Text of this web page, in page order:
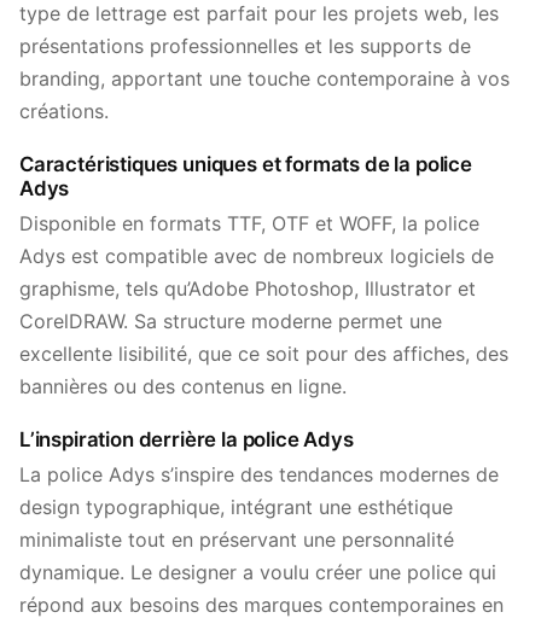
type de lettrage est parfait pour les projets web, les
présentations professionnelles et les supports de
branding, apportant une touche contemporaine à vos
créations.
Caractéristiques uniques et formats de la police
Adys
Disponible en formats TTF, OTF et WOFF, la police
Adys est compatible avec de nombreux logiciels de
graphisme, tels qu’Adobe Photoshop, Illustrator et
CorelDRAW. Sa structure moderne permet une
excellente lisibilité, que ce soit pour des affiches, des
bannières ou des contenus en ligne.
L’inspiration derrière la police Adys
La police Adys s’inspire des tendances modernes de
design typographique, intégrant une esthétique
minimaliste tout en préservant une personnalité
dynamique. Le designer a voulu créer une police qui
répond aux besoins des marques contemporaines en